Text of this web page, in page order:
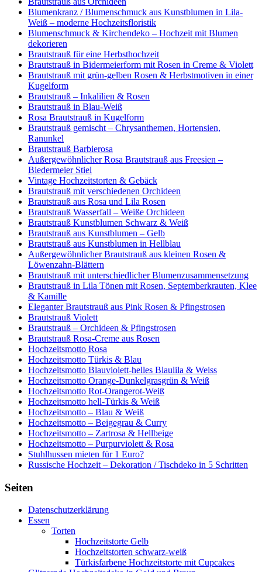
Blumenkranz / Blumenschmuck aus Kunstblumen in Lila-
Weiß – moderne Hochzeitsfloristik
Blumenschmuck & Kirchendeko – Hochzeit mit Blumen
dekorieren
Brautstrauß für eine Herbsthochzeit
Brautstrauß in Bidermeierform mit Rosen in Creme & Violett
Brautstrauß mit grün-gelben Rosen & Herbstmotiven in einer
Kugelform
Brautstrauß – Inkalilien & Rosen
Brautstrauß in Blau-Weiß
Rosa Brautstrauß in Kugelform
Brautstrauß gemischt – Chrysanthemen, Hortensien,
Ranunkel
Brautstrauß Barbierosa
Außergewöhnlicher Rosa Brautstrauß aus Freesien –
Biedermeier Stiel
Vintage Hochzeitstorten & Gebäck
Brautstrauß mit verschiedenen Orchideen
Brautstrauß aus Rosa und Lila Rosen
Brautstrauß Wasserfall – Weiße Orchideen
Brautstrauß Kunstblumen Schwarz & Weiß
Brautstrauß aus Kunstblumen – Gelb
Brautstrauß aus Kunstblumen in Hellblau
Außergewöhnlicher Brautstrauß aus kleinen Rosen &
Löwenzahn-Blättern
Brautstrauß mit unterschiedlicher Blumenzusammensetzung
Brautstrauß in Lila Tönen mit Rosen, Septemberkrauten, Klee
& Kamille
Eleganter Brautstrauß aus Pink Rosen & Pfingstrosen
Brautstrauß Violett
Brautstrauß – Orchideen & Pfingstrosen
Brautstrauß Rosa-Creme aus Rosen
Hochzeitsmotto Rosa
Hochzeitsmotto Türkis & Blau
Hochzeitsmotto Blauviolett-helles Blaulila & Weiss
Hochzeitsmotto Orange-Dunkelgrasgrün & Weiß
Hochzeitsmotto Rot-Orangerot-Weiß
Hochzeitsmotto hell-Türkis & Weiß
Hochzeitsmotto – Blau & Weiß
Hochzeitsmotto – Beigegrau & Curry
Hochzeitsmotto – Zartrosa & Hellbeige
Hochzeitsmotto – Purpurviolett & Rosa
Stuhlhussen mieten für 1 Euro?
Russische Hochzeit – Dekoration / Tischdeko in 5 Schritten
Seiten
Datenschutzerklärung
Essen
Torten
Hochzeitstorte Gelb
Hochzeitstorten schwarz-weiß
Türkisfarbene Hochzeitstorte mit Cupcakes